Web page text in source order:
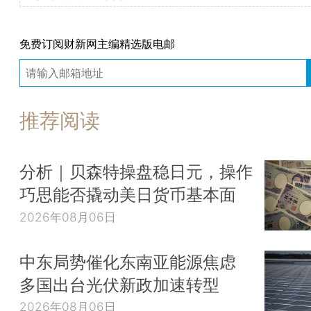
免费订阅财新网主编精选版电邮
推荐阅读
分析｜贝森特操盘稳日元，操作
巧思能否撬动美日货币基本面
2026年08月06日
中东局势催化东南亚能源焦虑
多国出台光伏新政加速转型
2026年08月06日